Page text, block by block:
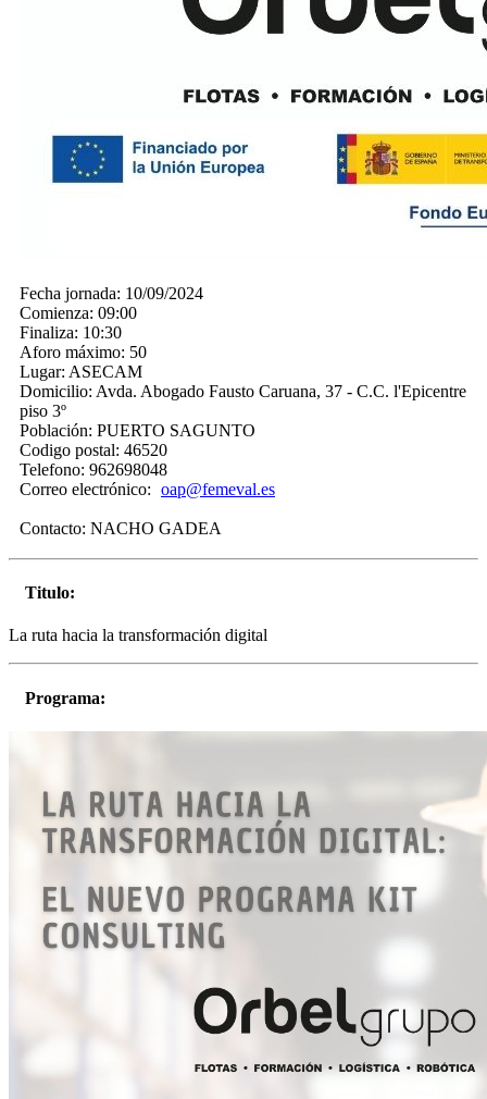
Fecha jornada: 10/09/2024
Comienza: 09:00
Finaliza: 10:30
Aforo máximo: 50
Lugar: ASECAM
Domicilio: Avda. Abogado Fausto Caruana, 37 - C.C. l'Epicentre
piso 3º
Población: PUERTO SAGUNTO
Codigo postal: 46520
Telefono: 962698048
Correo electrónico: oap@femeval.es
Contacto: NACHO GADEA
Titulo:
La ruta hacia la transformación digital
Programa: